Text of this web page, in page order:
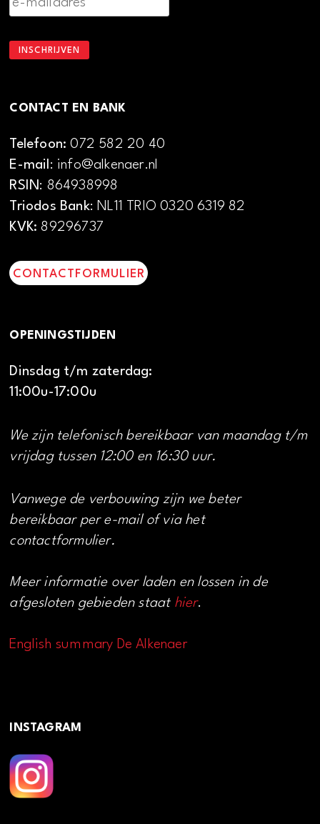
CONTACT EN BANK
Telefoon:072 582 20 40
E-mail: info@alkenaer.nl
RSIN: 864938998
Triodos Bank: NL11 TRIO 0320 6319 82
KVK: 89296737
CONTACTFORMULIER
OPENINGSTIJDEN
Dinsdag t/m zaterdag:
11:00u-17:00u
We zijn telefonisch bereikbaar van maandag t/m
vrijdag tussen 12:00 en 16:30 uur.
Vanwege de verbouwing zijn we beter
bereikbaar per e-mail of via het
contactformulier.
Meer informatie over laden en lossen in de
afgesloten gebieden staat hier.
English summary De Alkenaer
INSTAGRAM